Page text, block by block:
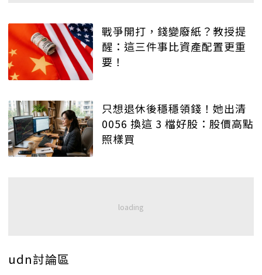
戰爭開打，錢變廢紙？教授提
醒：這三件事比資產配置更重
要！
只想退休後穩穩領錢！她出清
0056 換這 3 檔好股：股價高點
照樣買
udn討論區